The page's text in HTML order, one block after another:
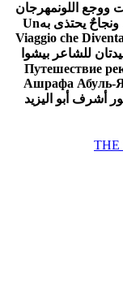
اللونمهرجان
Un
Viaggio che
للشاعر بيشوا
Путешествие
Ашрафа Абуль-
أشرف أبو اليزيد